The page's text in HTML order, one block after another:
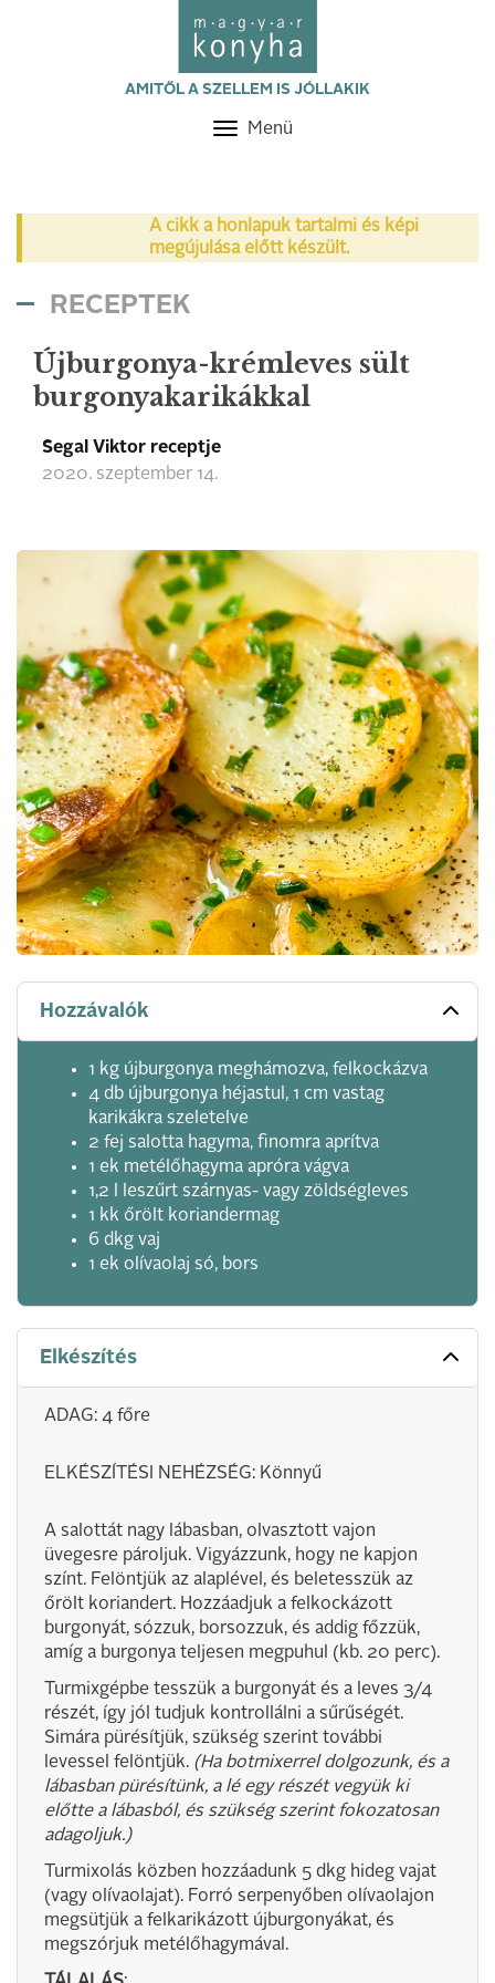
AMITŐL A SZELLEM IS JÓLLAKIK
Toggle
Menü
A cikk a honlapuk tartalmi és képi
megújulása előtt készült.
RECEPTEK
Újburgonya-krémleves sült
burgonyakarikákkal
Segal Viktor receptje
2020. szeptember 14.
Hozzávalók
1 kg újburgonya meghámozva, felkockázva
4 db újburgonya héjastul, 1 cm vastag
karikákra szeletelve
2 fej salotta hagyma, finomra aprítva
1 ek metélőhagyma apróra vágva
1,2 l leszűrt szárnyas- vagy zöldségleves
1 kk őrölt koriandermag
6 dkg vaj
1 ek olívaolaj só, bors
Elkészítés
ADAG: 4 főre
ELKÉSZÍTÉSI NEHÉZSÉG: Könnyű
A salottát nagy lábasban, olvasztott vajon
üvegesre pároljuk. Vigyázzunk, hogy ne kapjon
színt. Felöntjük az alaplével, és beletesszük az
őrölt koriandert. Hozzáadjuk a felkockázott
burgonyát, sózzuk, borsozzuk, és addig főzzük,
amíg a burgonya teljesen megpuhul (kb. 20 perc).
Turmixgépbe tesszük a burgonyát és a leves 3/4
részét, így jól tudjuk kontrollálni a sűrűségét.
Simára pürésítjük, szükség szerint további
levessel felöntjük. (Ha botmixerrel dolgozunk, és a
lábasban pürésítünk, a lé egy részét vegyük ki
előtte a lábasból, és szükség szerint fokozatosan
adagoljuk.)
Turmixolás közben hozzáadunk 5 dkg hideg vajat
(vagy olívaolajat). Forró serpenyőben olívaolajon
megsütjük a felkarikázott újburgonyákat, és
megszórjuk metélőhagymával.